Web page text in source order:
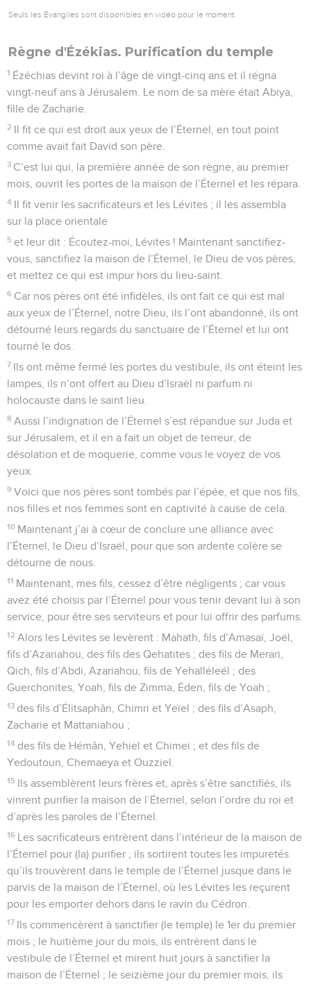
Seuls les Évangiles sont disponibles en vidéo pour le moment.
Règne d'Ézékias. Purification du temple
1 Ézéchias devint roi à l’âge de vingt-cinq ans et il régna
vingt-neuf ans à Jérusalem. Le nom de sa mère était Abiya,
fille de Zacharie.
2 Il fit ce qui est droit aux yeux de l’Éternel, en tout point
comme avait fait David son père.
3 C’est lui qui, la première année de son règne, au premier
mois, ouvrit les portes de la maison de l’Éternel et les répara.
4 Il fit venir les sacrificateurs et les Lévites ; il les assembla
sur la place orientale
5 et leur dit : Écoutez-moi, Lévites ! Maintenant sanctifiez-
vous, sanctifiez la maison de l’Éternel, le Dieu de vos pères,
et mettez ce qui est impur hors du lieu-saint.
6 Car nos pères ont été infidèles, ils ont fait ce qui est mal
aux yeux de l’Éternel, notre Dieu, ils l’ont abandonné, ils ont
détourné leurs regards du sanctuaire de l’Éternel et lui ont
tourné le dos.
7 Ils ont même fermé les portes du vestibule, ils ont éteint les
lampes, ils n’ont offert au Dieu d’Israël ni parfum ni
holocauste dans le saint lieu.
8 Aussi l’indignation de l’Éternel s’est répandue sur Juda et
sur Jérusalem, et il en a fait un objet de terreur, de
désolation et de moquerie, comme vous le voyez de vos
yeux.
9 Voici que nos pères sont tombés par l’épée, et que nos fils,
nos filles et nos femmes sont en captivité à cause de cela.
10 Maintenant j’ai à cœur de conclure une alliance avec
l’Éternel, le Dieu d’Israël, pour que son ardente colère se
détourne de nous.
11 Maintenant, mes fils, cessez d’être négligents ; car vous
avez été choisis par l’Éternel pour vous tenir devant lui à son
service, pour être ses serviteurs et pour lui offrir des parfums.
12 Alors les Lévites se levèrent : Mahath, fils d’Amasaï, Joël,
fils d’Azariahou, des fils des Qehatites ; des fils de Merari,
Qich, fils d’Abdi, Azariahou, fils de Yehalléleél ; des
Guerchonites, Yoah, fils de Zimma, Éden, fils de Yoah ;
13 des fils d’Élitsaphân, Chimri et Yeïel ; des fils d’Asaph,
Zacharie et Mattaniahou ;
14 des fils de Hémân, Yehiel et Chimeï ; et des fils de
Yedoutoun, Chemaeya et Ouzziel.
15 Ils assemblèrent leurs frères et, après s’être sanctifiés, ils
vinrent purifier la maison de l’Éternel, selon l’ordre du roi et
d’après les paroles de l’Éternel.
16 Les sacrificateurs entrèrent dans l’intérieur de la maison de
l’Éternel pour (la) purifier ; ils sortirent toutes les impuretés
qu’ils trouvèrent dans le temple de l’Éternel jusque dans le
parvis de la maison de l’Éternel, où les Lévites les reçurent
pour les emporter dehors dans le ravin du Cédron.
17 Ils commencèrent à sanctifier (le temple) le 1er du premier
mois ; le huitième jour du mois, ils entrèrent dans le
vestibule de l’Éternel et mirent huit jours à sanctifier la
maison de l’Éternel ; le seizième jour du premier mois, ils